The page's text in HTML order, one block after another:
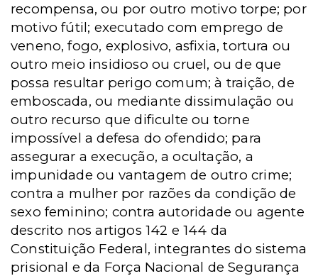
recompensa, ou por outro motivo torpe; por
motivo fútil; executado com emprego de
veneno, fogo, explosivo, asfixia, tortura ou
outro meio insidioso ou cruel, ou de que
possa resultar perigo comum; à traição, de
emboscada, ou mediante dissimulação ou
outro recurso que dificulte ou torne
impossível a defesa do ofendido; para
assegurar a execução, a ocultação, a
impunidade ou vantagem de outro crime;
contra a mulher por razões da condição de
sexo feminino; contra autoridade ou agente
descrito nos artigos 142 e 144 da
Constituição Federal, integrantes do sistema
prisional e da Força Nacional de Segurança